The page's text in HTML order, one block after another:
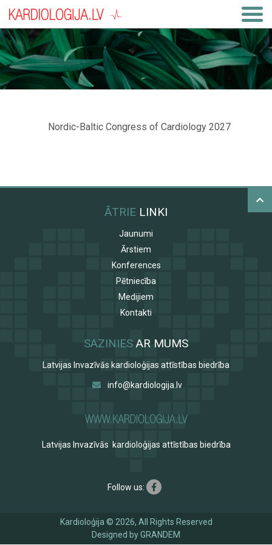
Nordic-Baltic Congress of Cardiology 2027
ĀTRIE LINKI
Jaunumi
Ārstiem
Konferences
Pētniecība
Medijiem
Kontakti
SAZINIES AR MUMS
Latvijas Invazīvās kardioloģijas attīstības biedrība
info@kardiologija.lv
Latvijas Invazīvās kardioloģijas attīstības biedrība
Follow us:
Kardioloģija © 2026, All Rights Reserved
Designed byGRANDEM